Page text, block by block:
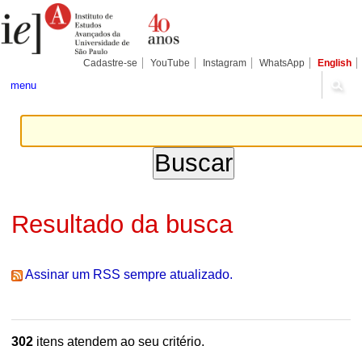
para
conteúdo.
Pessoais
Cadastre-se YouTube Instagram WhatsApp English
menu
Resultado da busca
Assinar um RSS sempre atualizado.
302itens atendem ao seu critério.